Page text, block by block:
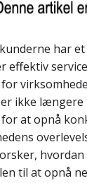
har
effektiv
ikke længere
at opnå
til at opnå